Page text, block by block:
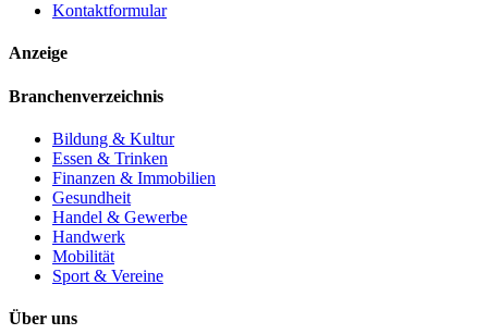
Kontaktformular
Anzeige
Branchenverzeichnis
Bildung & Kultur
Essen & Trinken
Finanzen & Immobilien
Gesundheit
Handel & Gewerbe
Handwerk
Mobilität
Sport & Vereine
Über uns